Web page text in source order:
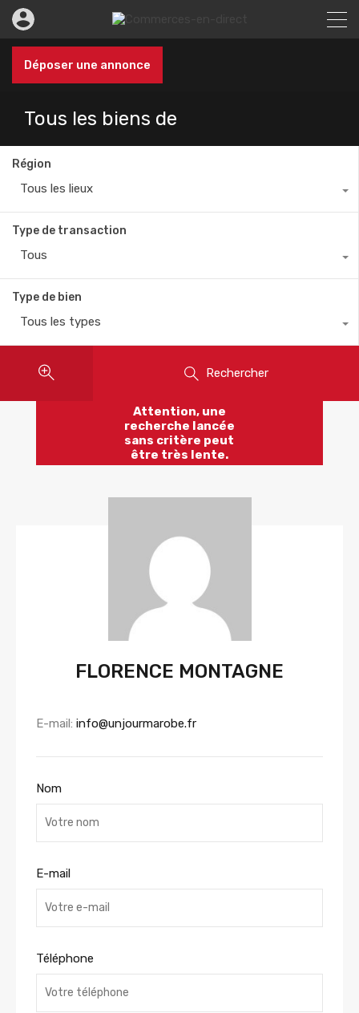
Déposer une annonce
Tous les biens de
Région
Tous les lieux
Type de transaction
Tous
Type de bien
Tous les types
Rechercher
Attention, une
recherche lancée
sans critère peut
être très lente.
FLORENCE MONTAGNE
E-mail: info@unjourmarobe.fr
Nom
E-mail
Téléphone